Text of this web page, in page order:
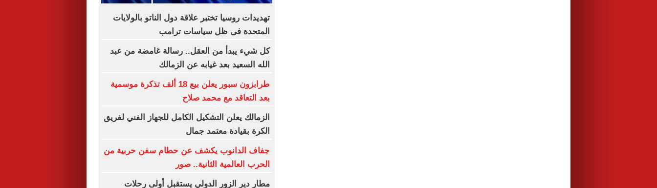
تهديدات روسيا تختبر علاقة دول الناتو بالولايات
المتحدة فى ظل سياسات ترامب
كل شيء يبدأ من العقل.. رسالة غامضة من عبد
الله السعيد بعد غيابه عن الزمالك
طرابزون سبور يعلن بيع 18 ألف تذكرة موسمية
بعد التعاقد مع محمد صلاح
الزمالك يعلن التشكيل الكامل للجهاز الفني لفريق
الكرة بقيادة معتمد جمال
جفاف الدانوب يكشف عن حطام سفن حربية من
الحرب العالمية الثانية.. صور
مطار دير الزور الدولي يستقبل أولى رحلات